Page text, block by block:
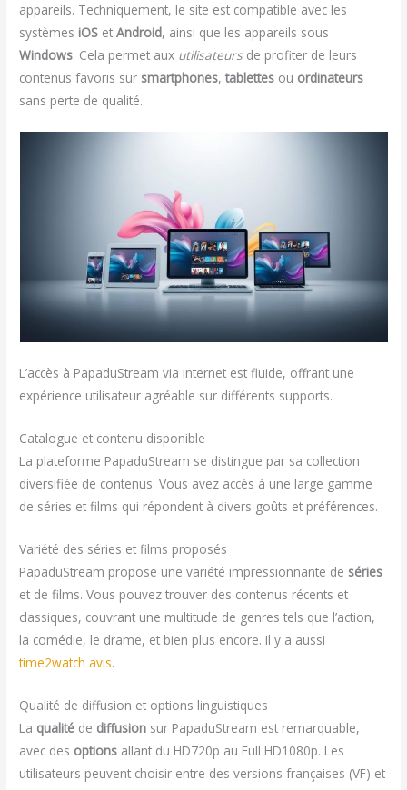
appareils. Techniquement, le site est compatible avec les
systèmes iOS etAndroid, ainsi que les appareils sous
Windows. Cela permet aux utilisateursde profiter de leurs
contenus favoris sur smartphones,tablettes ou ordinateurs
sans perte de qualité.
L’accès à PapaduStream via internet est fluide, offrant une
expérience utilisateur agréable sur différents supports.
Catalogue et contenu disponible
La plateforme PapaduStream se distingue par sa collection
diversifiée de contenus. Vous avez accès à une large gamme
de séries et films qui répondent à divers goûts et préférences.
Variété des séries et films proposés
PapaduStream propose une variété impressionnante de séries
et de films. Vous pouvez trouver des contenus récents et
classiques, couvrant une multitude de genres tels que l’action,
la comédie, le drame, et bien plus encore. Il y a aussi
time2watch avis.
Qualité de diffusion et options linguistiques
La qualité de diffusion sur PapaduStream est remarquable,
avec des options allant du HD720p au Full HD1080p. Les
utilisateurs peuvent choisir entre des versions françaises (VF) et